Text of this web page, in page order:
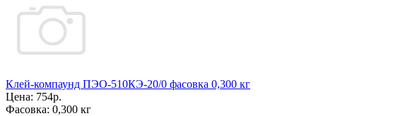
Клей-компаунд ПЭО-510КЭ-20/0 фасовка 0,300 кг
Цена: 754р.
Фасовка: 0,300 кг